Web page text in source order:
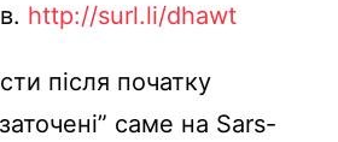
http://surl.li/dhawt
після початку
саме на Sars-